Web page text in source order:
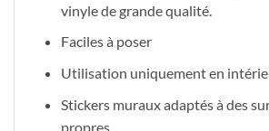
vinyle de grande qualité.
Faciles à poser
Utilisation uniquement en
Stickers muraux adaptés à des
propres